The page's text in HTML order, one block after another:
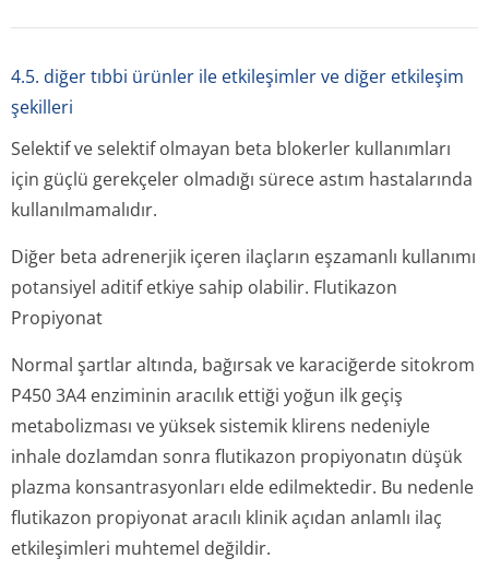
4.5. diğer tıbbi ürünler ile etkileşimler ve diğer etkileşim
şekilleri
Selektif ve selektif olmayan beta blokerler kullanımları
için güçlü gerekçeler olmadığı sürece astım hastalarında
kullanılmamalıdır.
Diğer beta adrenerjik içeren ilaçların eşzamanlı kullanımı
potansiyel aditif etkiye sahip olabilir. Flutikazon
Propiyonat
Normal şartlar altında, bağırsak ve karaciğerde sitokrom
P450 3A4 enziminin aracılık ettiği yoğun ilk geçiş
metabolizması ve yüksek sistemik klirens nedeniyle
inhale dozlamdan sonra flutikazon propiyonatın düşük
plazma konsantrasyonları elde edilmektedir. Bu nedenle
flutikazon propiyonat aracılı klinik açıdan anlamlı ilaç
etkileşimleri muhtemel değildir.